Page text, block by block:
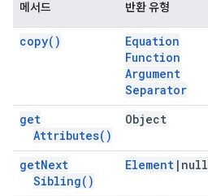
메서드 반환 유형
copy( )
Equation
Function
Argument
Separator
get
Attributes( )
Object
getNext
Sibling( )
Element | null